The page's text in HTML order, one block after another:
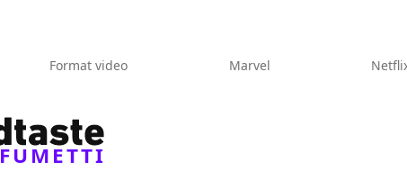
Format video Marvel
FUMETTI